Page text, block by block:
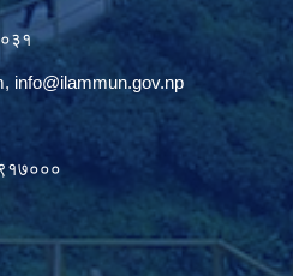
, info@ilammun.gov.np